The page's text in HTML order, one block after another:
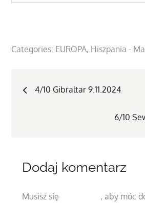
Categories: EUROPA Hiszpania -
Nawigacja
4/10 Gibraltar 9.11.2024
6/10
Dodaj komentarz
Musisz się , aby móc